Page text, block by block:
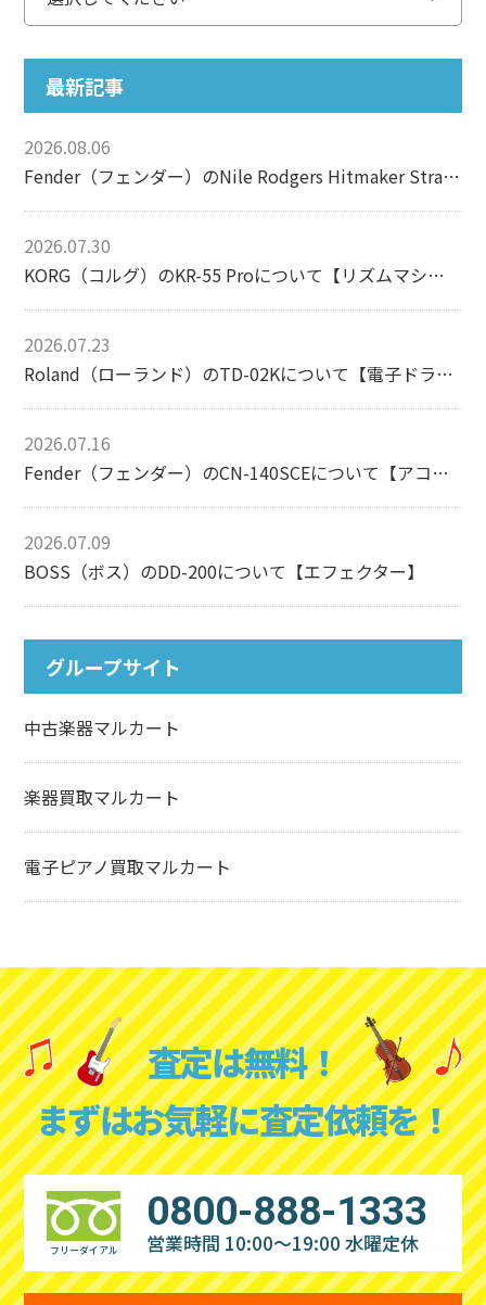
最新記事
2026.08.06
Fender（フェンダー）のNile Rodgers Hitmaker Stratocasterについて【エレキギター】
2026.07.30
KORG（コルグ）のKR-55 Proについて【リズムマシン】
2026.07.23
Roland（ローランド）のTD-02Kについて【電子ドラム】
2026.07.16
Fender（フェンダー）のCN-140SCEについて【アコースティックギター】
2026.07.09
BOSS（ボス）のDD-200について【エフェクター】
グループサイト
中古楽器マルカート
楽器買取マルカート
電子ピアノ買取マルカート
査定は無料！
まずはお気軽に査定依頼を！
フリーダイアル
0800-888-1333
営業時間 10:00～19:00 水曜定休